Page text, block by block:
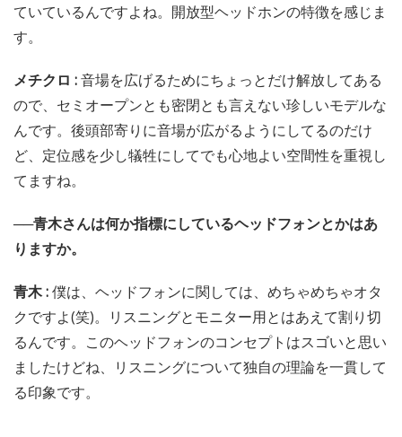
ていているんですよね。開放型ヘッドホンの特徴を感じま
す。
メチクロ :音場を広げるためにちょっとだけ解放してある
ので、セミオープンとも密閉とも言えない珍しいモデルな
んです。後頭部寄りに音場が広がるようにしてるのだけ
ど、定位感を少し犠牲にしてでも心地よい空間性を重視し
てますね。
──青木さんは何か指標にしているヘッドフォンとかはあ
りますか。
青木 :僕は、ヘッドフォンに関しては、めちゃめちゃオタ
クですよ(笑)。リスニングとモニター用とはあえて割り切
るんです。このヘッドフォンのコンセプトはスゴいと思い
ましたけどね、リスニングについて独自の理論を一貫して
る印象です。